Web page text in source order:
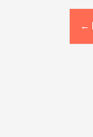
P
o
←